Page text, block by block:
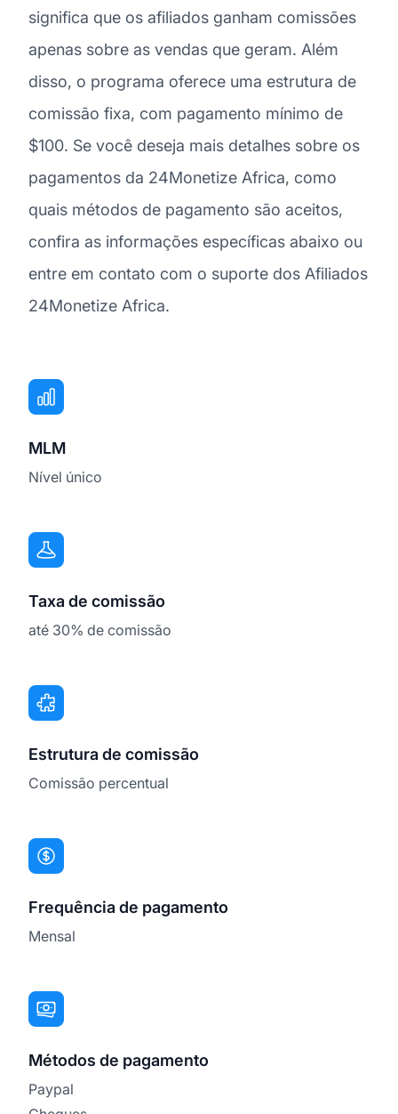
significa que os afiliados ganham comissões
apenas sobre as vendas que geram. Além
disso, o programa oferece uma estrutura de
comissão fixa, com pagamento mínimo de
$100. Se você deseja mais detalhes sobre os
pagamentos da 24Monetize Africa, como
quais métodos de pagamento são aceitos,
confira as informações específicas abaixo ou
entre em contato com o suporte dos Afiliados
24Monetize Africa.
MLM
Nível único
Taxa de comissão
até 30% de comissão
Estrutura de comissão
Comissão percentual
Frequência de pagamento
Mensal
Métodos de pagamento
Paypal